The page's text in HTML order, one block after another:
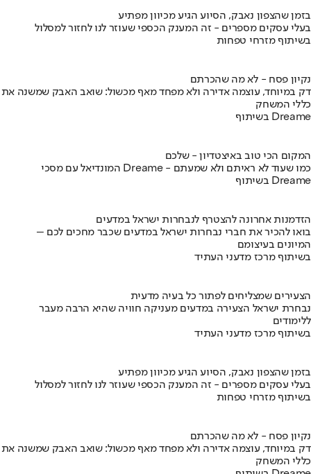
בזמן שהצפון נאבק, הסיוע הגיע מכיוון מפתיע
בעלי עסקים מספרים - זה המענק הכספי שעוזר לנו לחזור למסלול
בשיתוף מזרחי טפחות
נקיון פסח - לא מה שהכרתם
דק במיוחד, עוצמה אדירה ולא מפחד מאף מכשול: שואב האבק שמשנה את
כללי המשחק
בשיתוף Dreame
המקום הכי טוב באיצטדיון - שלכם
המונדיאל עם מסכי Dreame - כמו שעוד לא ראיתם ולא שמעתם
בשיתוף Dreame
הזדמנות אחרונה להצטרף לנבחרות ישראל במדעים
בואו להכיר את חברי נבחרות ישראל במדעים שכבר מחכים לכם –
המיונים בעיצומם
בשיתוף מרכז מדעני העתיד
הצעירים שמצליחים לפתור כל בעיה מדעית
נבחרת ישראל הצעירה במדעים מעניקה חוויה שהיא הרבה מעבר
ללימודים
בשיתוף מרכז מדעני העתיד
בזמן שהצפון נאבק, הסיוע הגיע מכיוון מפתיע
בעלי עסקים מספרים - זה המענק הכספי שעוזר לנו לחזור למסלול
בשיתוף מזרחי טפחות
נקיון פסח - לא מה שהכרתם
דק במיוחד, עוצמה אדירה ולא מפחד מאף מכשול: שואב האבק שמשנה את
כללי המשחק